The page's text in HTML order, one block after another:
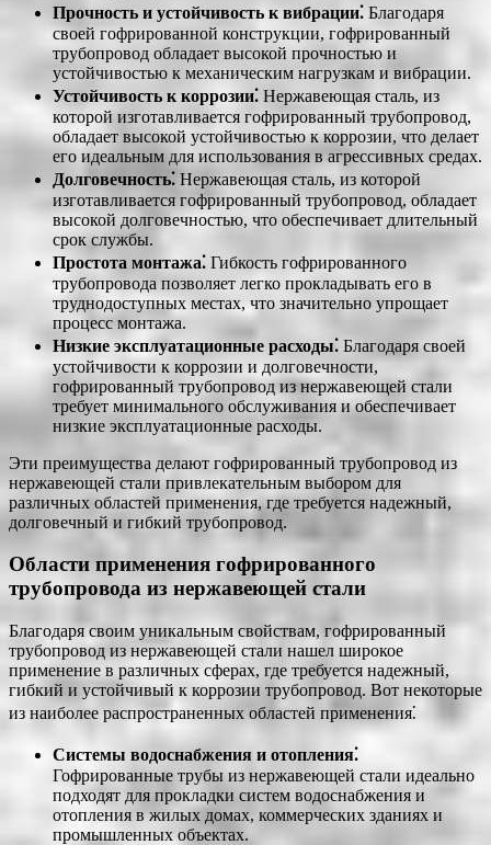
Прочность и устойчивость к вибрации⁚ Благодаря
своей гофрированной конструкции, гофрированный
трубопровод обладает высокой прочностью и
устойчивостью к механическим нагрузкам и вибрации.
Устойчивость к коррозии⁚ Нержавеющая сталь, из
которой изготавливается гофрированный трубопровод,
обладает высокой устойчивостью к коррозии, что делает
его идеальным для использования в агрессивных средах.
Долговечность⁚ Нержавеющая сталь, из которой
изготавливается гофрированный трубопровод, обладает
высокой долговечностью, что обеспечивает длительный
срок службы.
Простота монтажа⁚ Гибкость гофрированного
трубопровода позволяет легко прокладывать его в
труднодоступных местах, что значительно упрощает
процесс монтажа.
Низкие эксплуатационные расходы⁚ Благодаря своей
устойчивости к коррозии и долговечности,
гофрированный трубопровод из нержавеющей стали
требует минимального обслуживания и обеспечивает
низкие эксплуатационные расходы.
Эти преимущества делают гофрированный трубопровод из
нержавеющей стали привлекательным выбором для
различных областей применения, где требуется надежный,
долговечный и гибкий трубопровод.
Области применения гофрированного
трубопровода из нержавеющей стали
Благодаря своим уникальным свойствам, гофрированный
трубопровод из нержавеющей стали нашел широкое
применение в различных сферах, где требуется надежный,
гибкий и устойчивый к коррозии трубопровод. Вот некоторые
из наиболее распространенных областей применения⁚
Системы водоснабжения и отопления⁚
Гофрированные трубы из нержавеющей стали идеально
подходят для прокладки систем водоснабжения и
отопления в жилых домах, коммерческих зданиях и
промышленных объектах.